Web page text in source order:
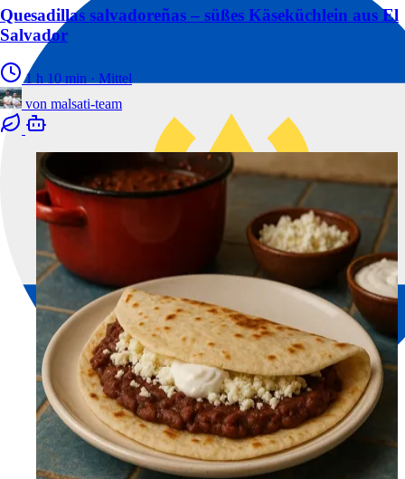
Quesadillas salvadoreñas – süßes Käseküchlein aus El
Salvador
1 h 10 min · Mittel
von malsati-team